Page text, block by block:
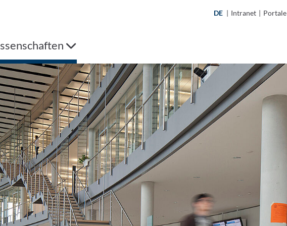
DE | Intranet | Portale